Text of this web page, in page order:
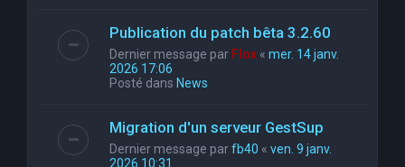
Publication du patch bêta 3.2.60
Dernier message par Flox « mer. 14 janv.
2026 17:06
Posté dans News
Migration d'un serveur GestSup
Dernier message parfb40 « ven. 9 janv.
2026 10:31